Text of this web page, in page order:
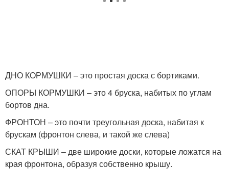
ДНО КОРМУШКИ – это простая доска с бортиками.
ОПОРЫ КОРМУШКИ – это 4 бруска, набитых по углам
бортов дна.
ФРОНТОН – это почти треугольная доска, набитая к
брускам (фронтон слева, и такой же слева)
СКАТ КРЫШИ – две широкие доски, которые ложатся на
края фронтона, образуя собственно крышу.